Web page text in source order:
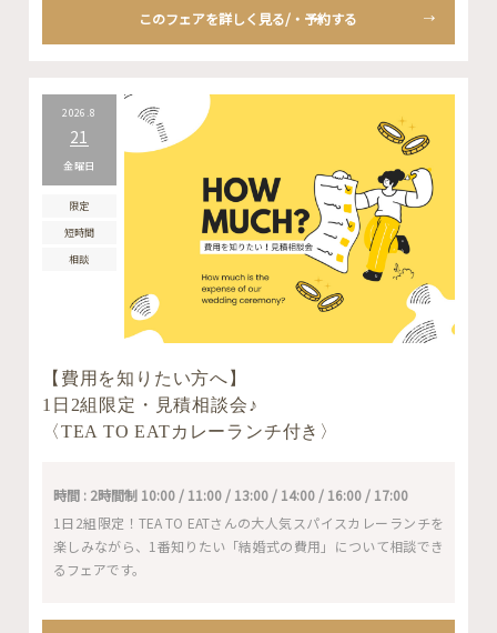
このフェアを詳しく見る/・予約する
2026.8
21
金曜日
限定
短時間
相談
【費用を知りたい方へ】
1日2組限定・見積相談会♪
〈TEA TO EATカレーランチ付き〉
時間 : 2時間制 10:00 / 11:00 / 13:00 / 14:00 / 16:00 / 17:00
1日2組限定！TEA TO EATさんの大人気スパイスカレーランチを
楽しみながら、1番知りたい「結婚式の費用」について相談でき
るフェアです。